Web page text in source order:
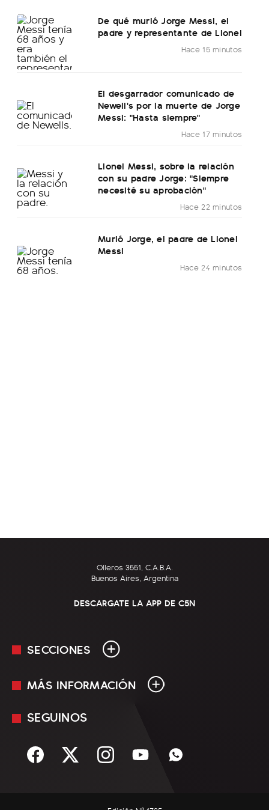
De qué murió Jorge Messi, el
padre y representante de Lionel
Hace 15 minutos
El desgarrador comunicado de
Newell's por la muerte de Jorge
Messi: "Hasta siempre"
Hace 17 minutos
Lionel Messi, sobre la relación
con su padre Jorge: "Siempre
necesité su aprobación"
Hace 22 minutos
Murió Jorge, el padre de Lionel
Messi
Hace 24 minutos
Olleros 3551, C.A.B.A.
Buenos Aires, Argentina
DESCARGATE LA APP DE C5N
SECCIONES
En Vivo
Sociedad
MÁS INFORMACIÓN
Mediakit
Términos y condiciones
SEGUINOS